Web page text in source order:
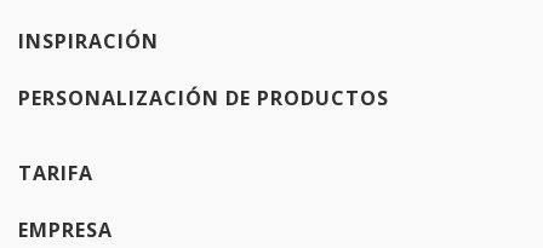
INSPIRACIÓN
PERSONALIZACIÓN DE PRODUCTOS
TARIFA
EMPRESA